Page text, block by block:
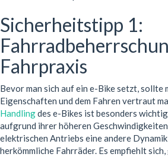
Sicherheitstipp 1:
Fahrpraxis
Bevor man sich auf ein e-Bike setzt, sollte
Eigenschaften und dem Fahren vertraut
Handlingdes e-Bikes ist besonders
aufgrund ihrer höheren
elektrischen Antriebs eine andere
herkömmliche Fahrräder. Es empfiehlt